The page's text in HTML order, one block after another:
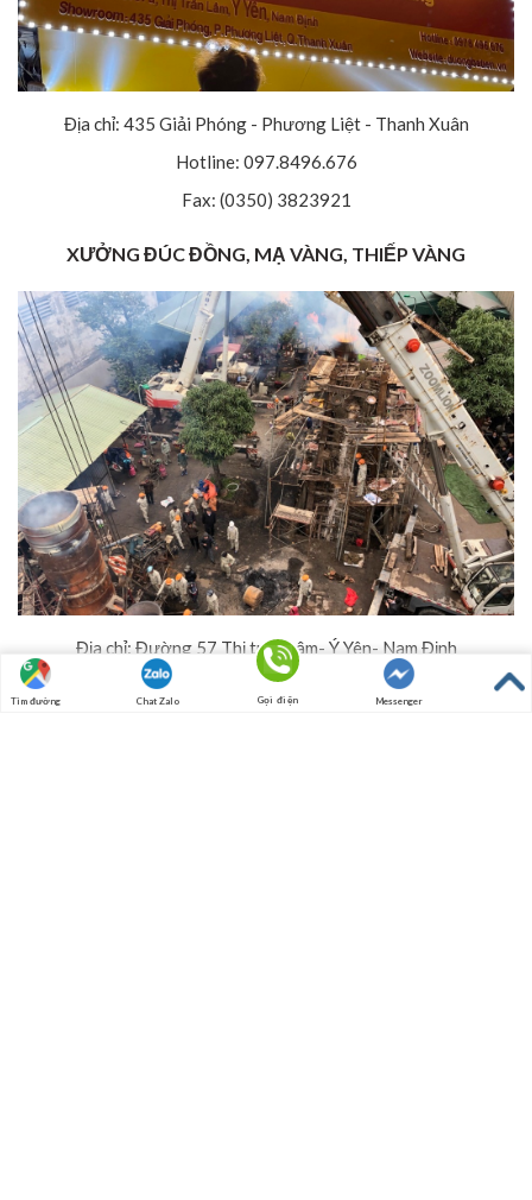
Địa chỉ: 435 Giải Phóng - Phương Liệt - Thanh Xuân
Hotline: 097.8496.676
Fax: (0350) 3823921
XƯỞNG ĐÚC ĐỒNG, MẠ VÀNG, THIẾP VÀNG
Địa chỉ: Đường 57 Thị trấn Lâm- Ý Yên- Nam Định
Hotline: 097.8496.676
Tìm đường Chat Zalo Gọi điện Messenger